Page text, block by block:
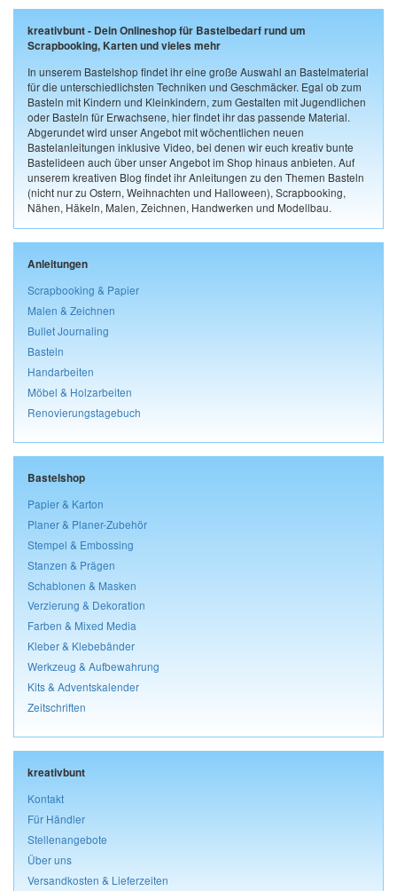
kreativbunt - Dein Onlineshop für Bastelbedarf rund um
Scrapbooking, Karten und vieles mehr
In unserem Bastelshop findet ihr eine große Auswahl an Bastelmaterial
für die unterschiedlichsten Techniken und Geschmäcker. Egal ob zum
Basteln mit Kindern und Kleinkindern, zum Gestalten mit Jugendlichen
oder Basteln für Erwachsene, hier findet ihr das passende Material.
Abgerundet wird unser Angebot mit wöchentlichen neuen
Bastelanleitungen inklusive Video, bei denen wir euch kreativ bunte
Bastelideen auch über unser Angebot im Shop hinaus anbieten. Auf
unserem kreativen Blog findet ihr Anleitungen zu den Themen Basteln
(nicht nur zu Ostern, Weihnachten und Halloween), Scrapbooking,
Nähen, Häkeln, Malen, Zeichnen, Handwerken und Modellbau.
Anleitungen
Scrapbooking & Papier
Malen & Zeichnen
Bullet Journaling
Basteln
Handarbeiten
Möbel & Holzarbeiten
Renovierungstagebuch
Bastelshop
Papier & Karton
Planer & Planer-Zubehör
Stempel & Embossing
Stanzen & Prägen
Schablonen & Masken
Verzierung & Dekoration
Farben & Mixed Media
Kleber & Klebebänder
Werkzeug & Aufbewahrung
Kits & Adventskalender
Zeitschriften
kreativbunt
Kontakt
Für Händler
Stellenangebote
Über uns
Versandkosten & Lieferzeiten